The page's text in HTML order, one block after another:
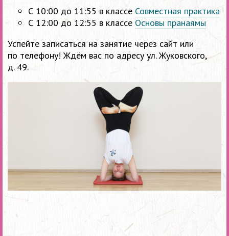
С 10:00 до 11:55 в классе Совместная практика
С 12:00 до 12:55 в классе Основы пранаямы
Успейте записаться на занятие через сайт или
по телефону! Ждём вас по адресу ул. Жуковского,
д. 49.